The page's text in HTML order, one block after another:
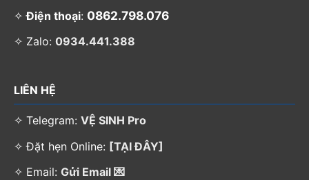
✧Điện thoại: 0862.798.076
✧ Zalo: 0934.441.388
LIÊN HỆ
✧ Telegram: VỆ SINH Pro
✧ Đặt hẹn Online: [TẠI ĐÂY]
✧ Email: Gửi Email 💌